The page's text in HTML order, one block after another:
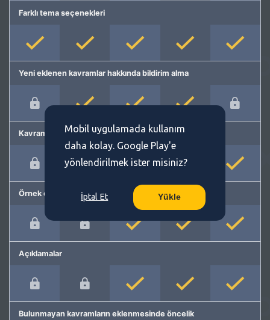
Farklı tema seçenekleri
Yeni eklenen kavramlar hakkında bildirim alma
Kavram önerme
Örnek cümleler
Açıklamalar
Bulunmayan kavramların eklenmesinde öncelik
Mobil uygulamada kullanım
daha kolay. Google Play'e
yönlendirilmek ister misiniz?
İptal Et Yükle